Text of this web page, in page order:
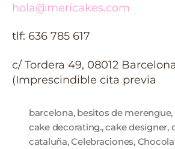
hola@mericakes.com
tlf: 636 785 617
c/ Tordera 49, 08012 Barcelona
(Imprescindible cita previa
barcelona, besitos de merengue,
cake decorating.,cake designer,
cataluña,Celebraciones,